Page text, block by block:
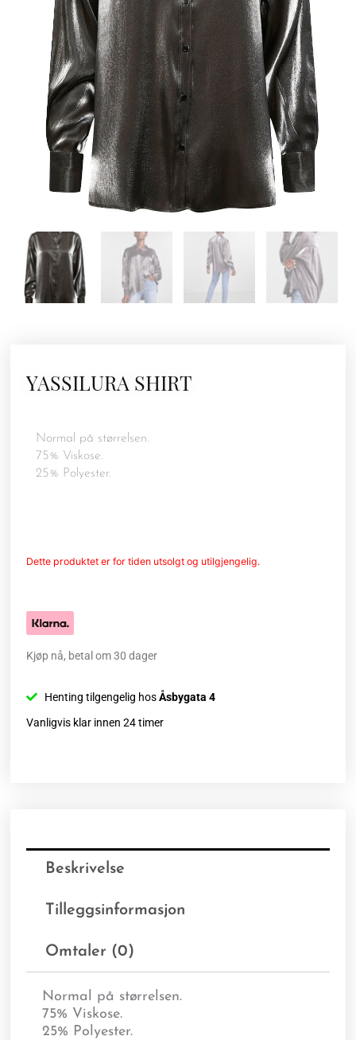
YASSILURA SHIRT
Normal på størrelsen.
75% Viskose.
25% Polyester.
Dette produktet er for tiden utsolgt og utilgjengelig.
Kjøp nå, betal om 30 dager
Henting tilgengelig hosÅsbygata 4
Vanligvis klar innen 24 timer
Beskrivelse
Tilleggsinformasjon
Omtaler (0)
Normal på størrelsen.
75% Viskose.
25% Polyester.